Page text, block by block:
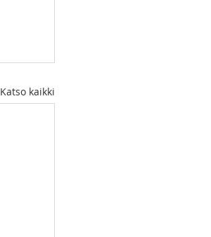
Katso kaikki